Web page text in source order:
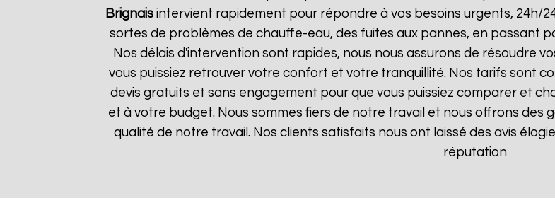
Brignaisintervient rapidement pour répondre à vos besoins urgents, 24h/
sortes de problèmes de chauffe-eau, des fuites aux pannes, en passant
Nos délais d'intervention sont rapides, nous nous assurons de résoudre
vous puissiez retrouver votre confort et votre tranquillité. Nos tarifs sont
devis gratuits et sans engagement pour que vous puissiez comparer et
et à votre budget. Nous sommes fiers de notre travail et nous offrons des
qualité de notre travail. Nos clients satisfaits nous ont laissé des avis
réputation